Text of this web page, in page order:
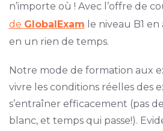
n’importe où ! Avec l’offre de
de GlobalExam le niveau B1
en un rien de temps.
Notre mode de formation aux
vivre les conditions réelles des
s’entraîner efficacement (pas
blanc, et temps qui passe!).